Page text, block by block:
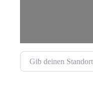
Gib deinen Standort ein.